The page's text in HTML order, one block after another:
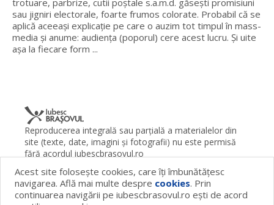
trotuare, parbrize, cutii poştale s.a.m.d. găseşti promisiuni
sau jigniri electorale, foarte frumos colorate. Probabil că se
aplică aceeaşi explicaţie pe care o auzim tot timpul în mass-
media şi anume: audienţa (poporul) cere acest lucru. Şi uite
aşa la fiecare form ...
Reproducerea integrală sau parţială a materialelor din
site (texte, date, imagini şi fotografii) nu este permisă
fără acordul iubescbrasovul.ro
Termeni şi condiţii
Contact Despre proiect
FAQ
Cookies
Publicitate
© 2026 iubescbrasovul.ro
Acest site foloseşte cookies, care îţi îmbunătăţesc
navigarea. Află mai multe despre cookies. Prin
continuarea navigării pe iubescbrasovul.ro eşti de acord